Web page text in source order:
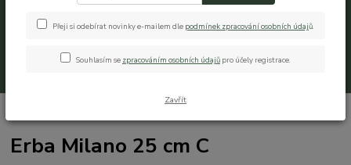
Erba Milano 25 cm C
Přeji si odebírat novinky e-mailem dle podmínek zpracování osobních údajů.
Souhlasím se zpracováním osobních údajů pro účely registrace.
Zavřít